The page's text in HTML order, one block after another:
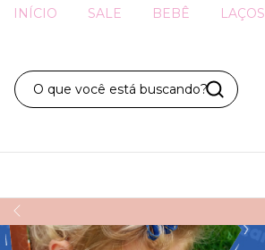
INÍCIO SALE BEBÊ LAÇOS